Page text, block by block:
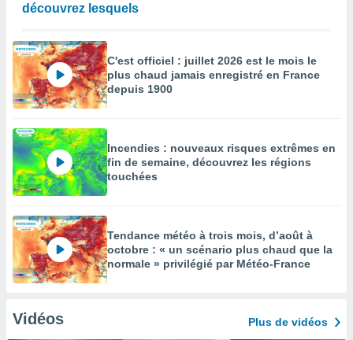
découvrez lesquels
C'est officiel : juillet 2026 est le mois le
plus chaud jamais enregistré en France
depuis 1900
Incendies : nouveaux risques extrêmes en
fin de semaine, découvrez les régions
touchées
Tendance météo à trois mois, d’août à
octobre : « un scénario plus chaud que la
normale » privilégié par Météo-France
Vidéos Plus de vidéos